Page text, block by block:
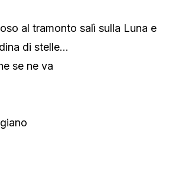
al tramonto salì sulla Luna e
di stelle…
se ne va